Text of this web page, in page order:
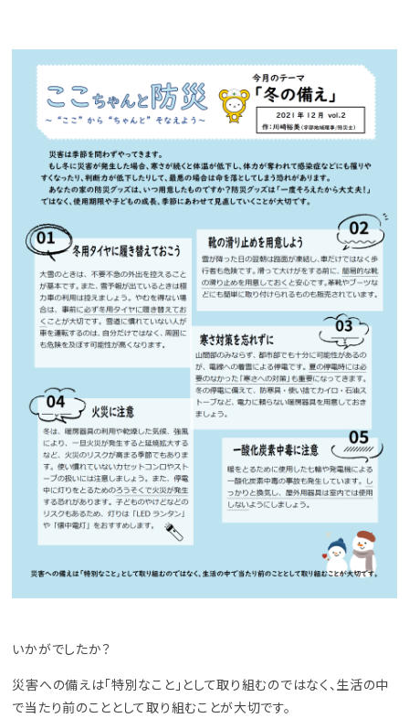
いかがでしたか？
災害への備えは「特別なこと」として取り組むのではなく、生活の中
で当たり前のこととして取り組むことが大切です。